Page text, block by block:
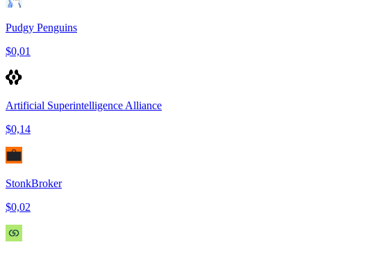
Pudgy Penguins
$0,01
Artificial Superintelligence Alliance
$0,14
StonkBroker
$0,02